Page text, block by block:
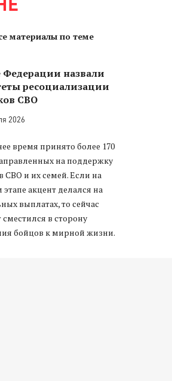
материалы по теме
Федерации назвали
ресоциализации
СВО
2026
время принято более 170
на поддержку
СВО и их семей. Если на
акцент делался на
выплатах, то сейчас
в сторону
бойцов к мирной жизни.